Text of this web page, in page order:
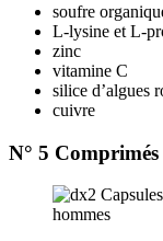
soufre
L-lysine et L-
zinc
vitamine C
silice d’algues
cuivre
N° 5